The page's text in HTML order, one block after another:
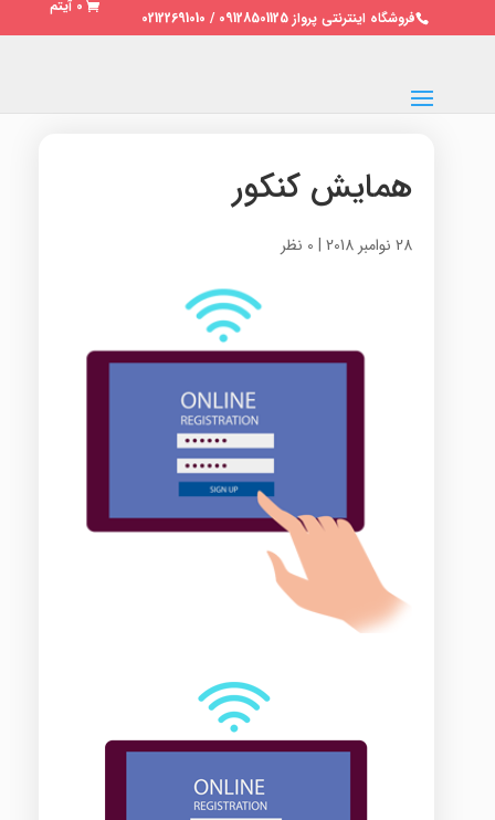
فروشگاه اینترنتی پرواز 09128501125 / 02122691010
0 آیتم
همایش کنکور
28 نوامبر 2018 | 0 نظر